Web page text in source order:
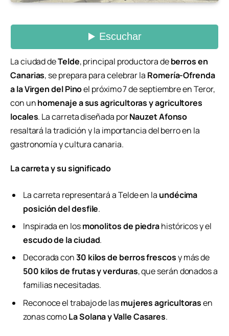
La ciudad deTelde, principal productora deberros en
Canarias, se prepara para celebrar la Romería-Ofrenda
a la Virgen del Pinoel próximo 7 de septiembre en Teror,
con unhomenaje a sus agricultoras y agricultores
locales. La carreta diseñada porNauzet Afonso
resaltará la tradición y la importancia del berro en la
gastronomía y cultura canaria.
La carreta y su significado
La carreta representará a Telde en la undécima
posición del desfile.
Inspirada en losmonolitos de piedrahistóricos y el
escudo de la ciudad.
Decorada con30 kilos de berros frescosy más de
500 kilos de frutas y verduras, que serán donados a
familias necesitadas.
Reconoce el trabajo de lasmujeres agricultorasen
zonas comoLa Solana y Valle Casares.